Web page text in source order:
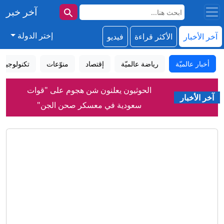
آخر خبر
آخر الأخبار الأكثر قراءة فيديو إختر الدولة
أخبار عالميّة رياضة عالميّة إقتصاد منوّعات تكنولوجيا
آخر الأخبار
الحوثيون يعلنون شن هجوم على "قوات
سعودية في معسكر صحن الجن"
إيران.. ترمب يؤكد السيطرة على هرمز